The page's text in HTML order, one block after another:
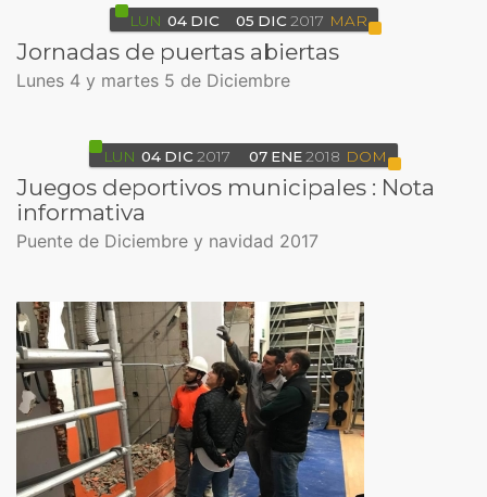
LUN 04 DIC 05 DIC 2017 MAR
Jornadas de puertas abiertas
Lunes 4 y martes 5 de Diciembre
LUN 04 DIC 2017 07 ENE2018 DOM
Juegos deportivos municipales : Nota
informativa
Puente de Diciembre y navidad 2017